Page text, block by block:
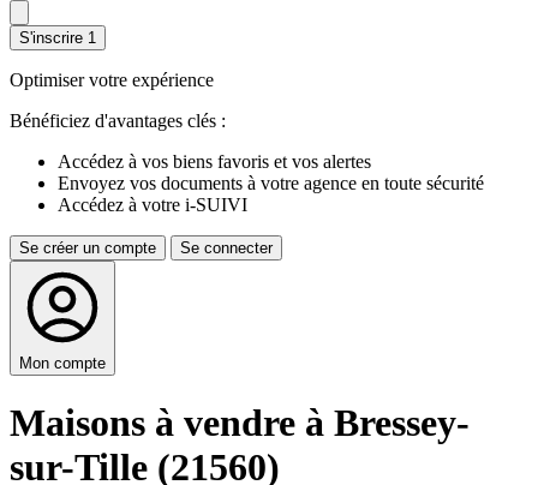
S'inscrire 1
Optimiser votre expérience
Bénéficiez d'avantages clés :
Accédez à vos biens favoris et vos alertes
Envoyez vos documents à votre agence en toute sécurité
Accédez à votre i-SUIVI
Se créer un compte Se connecter
Mon compte
Maisons à vendre à Bressey-
sur-Tille (21560)